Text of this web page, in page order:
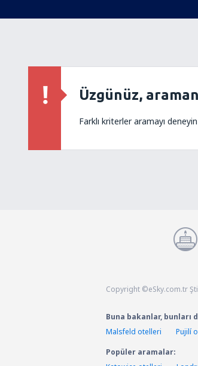
Üzgünüz,
Farklı kriterler aramayı deneyin
Copyright ©eSky.com.tr Şti.
Buna bakanlar, bunları
Malsfeld otelleri
Pujilí
Popüler aramalar: